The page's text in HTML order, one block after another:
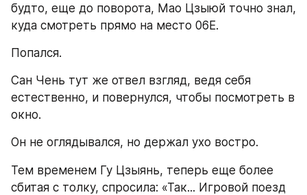
будто, еще до поворота, Мао Цзыюй точно знал,
куда смотреть прямо на место 06Е.
Попался.
Сан Чень тут же отвел взгляд, ведя себя
естественно, и повернулся, чтобы посмотреть в
окно.
Он не оглядывался, но держал ухо востро.
Тем временем Гу Цзыянь, теперь еще более
сбитая с толку, спросила: «Так... Игровой поезд